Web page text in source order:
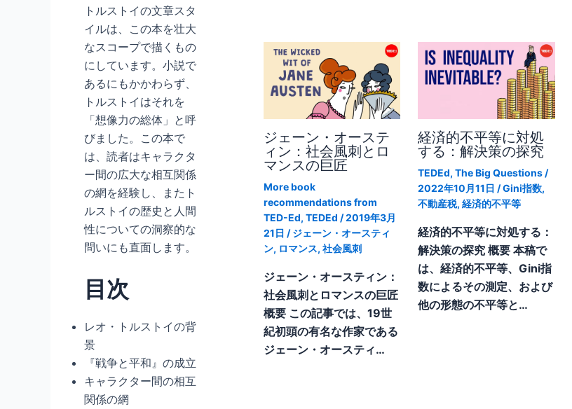
トルストイの文章スタ
イルは、この本を壮大
なスコープで描くもの
にしています。小説で
あるにもかかわらず、
トルストイはそれを
「想像力の総体」と呼
びました。この本で
は、読者はキャラクタ
ー間の広大な相互関係
の網を経験し、またト
ルストイの歴史と人間
性についての洞察的な
問いにも直面します。
目次
レオ・トルストイの背
景
『戦争と平和』の成立
キャラクター間の相互
関係の網
ジェーン・オーステ
ィン：社会風刺とロ
マンスの巨匠
More book
recommendations from
TED-Ed,TEDEd /2019年3月
21日 /ジェーン・オースティ
ン, ロマンス,社会風刺
ジェーン・オースティン：
社会風刺とロマンスの巨匠
概要 この記事では、19世
紀初頭の有名な作家である
ジェーン・オースティ…
経済的不平等に対処
する：解決策の探究
TEDEd,The Big Questions /
2022年10月11日 /Gini指数,
不動産税,経済的不平等
経済的不平等に対処する：
解決策の探究 概要 本稿で
は、経済的不平等、Gini指
数によるその測定、および
他の形態の不平等と…